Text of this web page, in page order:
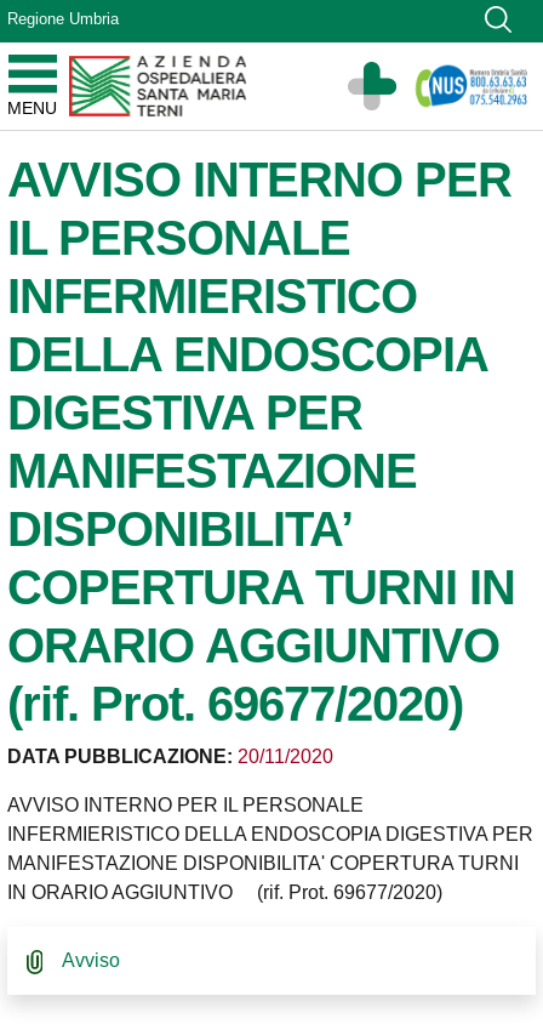
Vai ai contenuti
Vai al menu di navigazione
Vai al footer
Regione Umbria
MENU
Azienda Ospedaliera Santa Maria di Terni
Sito Istituzionale
AVVISO INTERNO PER
IL PERSONALE
INFERMIERISTICO
DELLA ENDOSCOPIA
DIGESTIVA PER
MANIFESTAZIONE
DISPONIBILITA’
COPERTURA TURNI IN
ORARIO AGGIUNTIVO
(rif. Prot. 69677/2020)
DATA PUBBLICAZIONE: 20/11/2020
AVVISO INTERNO PER IL PERSONALE
INFERMIERISTICO DELLA ENDOSCOPIA DIGESTIVA PER
MANIFESTAZIONE DISPONIBILITA' COPERTURA TURNI
IN ORARIO AGGIUNTIVO (rif. Prot. 69677/2020)
Avviso